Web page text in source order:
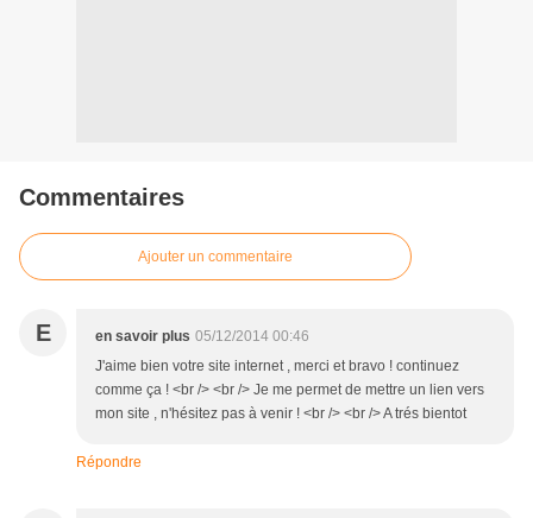
Commentaires
Ajouter un commentaire
E en savoir plus 05/12/2014 00:46
J'aime bien votre site internet , merci et bravo ! continuez
comme ça ! <br /> <br /> Je me permet de mettre un lien vers
mon site , n'hésitez pas à venir ! <br /> <br /> A trés bientot
Répondre